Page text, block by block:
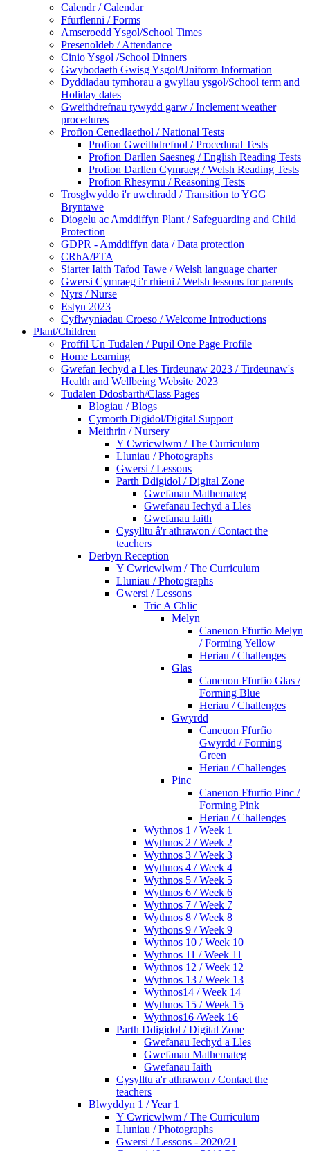
Calendr / Calendar
Ffurflenni / Forms
Amseroedd Ysgol/School Times
Presenoldeb / Attendance
Cinio Ysgol /School Dinners
Gwybodaeth Gwisg Ysgol/Uniform Information
Dyddiadau tymhorau a gwyliau ysgol/School term and
Holiday dates
Gweithdrefnau tywydd garw / Inclement weather
procedures
Profion Cenedlaethol / National Tests
Profion Gweithdrefnol / Procedural Tests
Profion Darllen Saesneg / English Reading Tests
Profion Darllen Cymraeg / Welsh Reading Tests
Profion Rhesymu / Reasoning Tests
Trosglwyddo i'r uwchradd / Transition to YGG
Bryntawe
Diogelu ac Amddiffyn Plant / Safeguarding and Child
Protection
GDPR - Amddiffyn data / Data protection
CRhA/PTA
Siarter Iaith Tafod Tawe / Welsh language charter
Gwersi Cymraeg i'r rhieni / Welsh lessons for parents
Nyrs / Nurse
Estyn 2023
Cyflwyniadau Croeso / Welcome Introductions
Plant/Children
Proffil Un Tudalen / Pupil One Page Profile
Home Learning
Gwefan Iechyd a Lles Tirdeunaw 2023 / Tirdeunaw's
Health and Wellbeing Website 2023
Tudalen Ddosbarth/Class Pages
Blogiau / Blogs
Cymorth Digidol/Digital Support
Meithrin / Nursery
Y Cwricwlwm / The Curriculum
Lluniau / Photographs
Gwersi / Lessons
Parth Ddigidol / Digital Zone
Gwefanau Mathemateg
Gwefanau Iechyd a Lles
Gwefanau Iaith
Cysylltu â'r athrawon / Contact the
teachers
Derbyn Reception
Y Cwricwlwm / The Curriculum
Lluniau / Photographs
Gwersi / Lessons
Tric A Chlic
Melyn
Caneuon Ffurfio Melyn
/ Forming Yellow
Heriau / Challenges
Glas
Caneuon Ffurfio Glas /
Forming Blue
Heriau / Challenges
Gwyrdd
Caneuon Ffurfio
Gwyrdd / Forming
Green
Heriau / Challenges
Pinc
Caneuon Ffurfio Pinc /
Forming Pink
Heriau / Challenges
Wythnos 1 / Week 1
Wythnos 2 / Week 2
Wythnos 3 / Week 3
Wythnos 4 / Week 4
Wythnos 5 / Week 5
Wythnos 6 / Week 6
Wythnos 7 / Week 7
Wythnos 8 / Week 8
Wythons 9 / Week 9
Wythnos 10 / Week 10
Wythnos 11 / Week 11
Wythnos 12 / Week 12
Wythnos 13 / Week 13
Wythnos14 / Week 14
Wythnos 15 / Week 15
Wythnos16 /Week 16
Parth Ddigidol / Digital Zone
Gwefanau Iechyd a Lles
Gwefanau Mathemateg
Gwefanau Iaith
Cysylltu a'r athrawon / Contact the
teachers
Blwyddyn 1 / Year 1
Y Cwricwlwm / The Curriculum
Lluniau / Photographs
Gwersi / Lessons - 2020/21